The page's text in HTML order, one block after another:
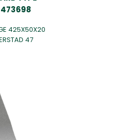
473698
425X50X20
47